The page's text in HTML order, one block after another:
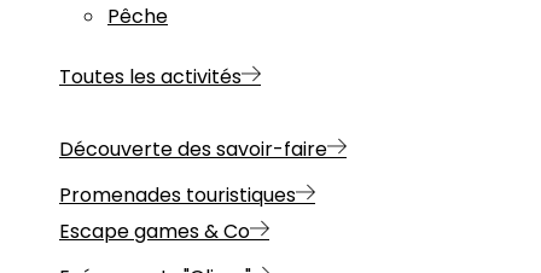
Pêche
Toutes les activités
Découverte des savoir-faire
Promenades touristiques
Escape games & Co